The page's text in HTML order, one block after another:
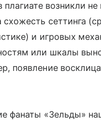
плагиате возникли
схожесть сеттинга
и игровых
или шкалы
появление
фанаты «Зельды»